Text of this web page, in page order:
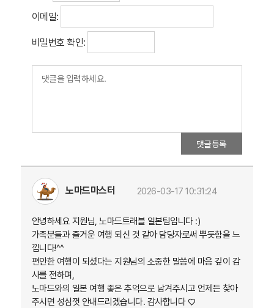
이메일:
비밀번호 확인:
댓글등록
노마드마스터 2026-03-17 10:31:24
안녕하세요 지원님, 노마드트래블 일본팀입니다 :)
가족분들과 즐거운 여행 되신 것 같아 담당자로써 뿌듯함을 느
낍니다!^^
편안한 여행이 되셨다는 지원님의 소중한 말씀에 마음 깊이 감
사를 전하며,
노마드와의 일본 여행 좋은 추억으로 남겨주시고 언제든 찾아
주시면 성심껏 안내드리겠습니다. 감사합니다 ♡